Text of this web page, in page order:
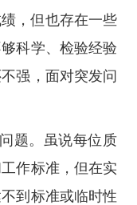
，但也存在一些
科学、检验经验
强，面对突发问
题。虽说每位质
作标准，但在实
到标准或临时性